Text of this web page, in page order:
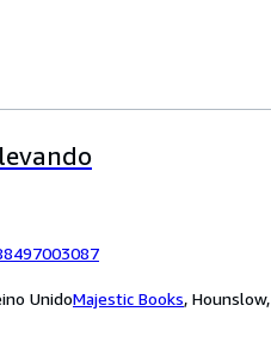
UnidoMajestic Books, Hounslow,